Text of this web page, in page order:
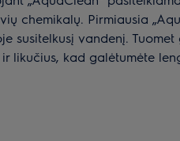
chemikalų. Pirmiausia
susitelkusį vandenį.
ir likučius, kad galėtumėte